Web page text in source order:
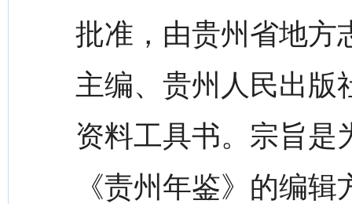
批准，由贵州省地方
主编、贵州人民出版
资料工具书。宗旨是
《责州年鉴》的编